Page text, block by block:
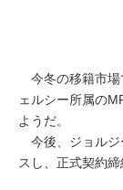
今冬の移籍市場
ェルシー所属の
ようだ。
今後、ジョルジ
スし、正式契約